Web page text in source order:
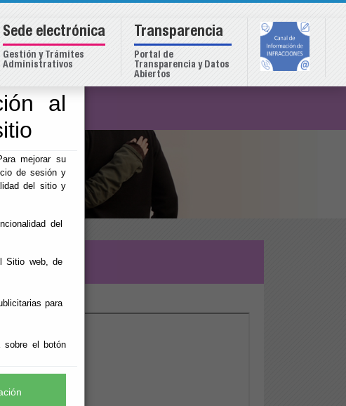
al
mejorar su
de sesión y
del sitio y
del
Sitio web, de
para
sobre el botón
Sede electrónica
Gestión y Trámites
Administrativos
Transparencia
Portal de
Transparencia y Datos
Abiertos